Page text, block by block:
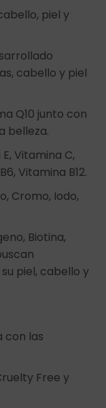
piel y
cabello y piel
Q10 junto con
belleza.
Vitamina C,
Vitamina B12.
Cromo, Iodo,
Biotina,
piel, cabello y
con las
Free y